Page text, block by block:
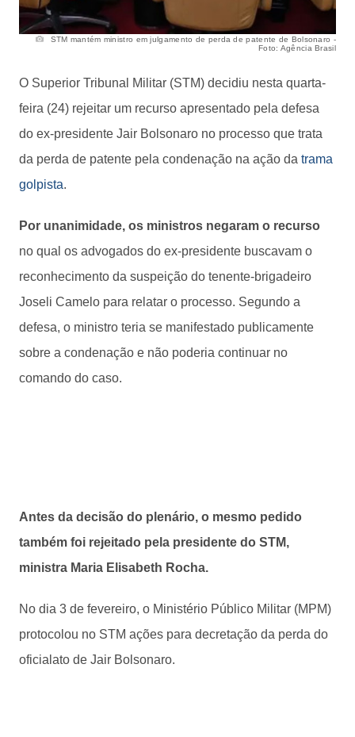
STM mantém ministro em julgamento de perda de patente de Bolsonaro -
Foto: Agência Brasil
O Superior Tribunal Militar (STM) decidiu nesta quarta-
feira (24) rejeitar um recurso apresentado pela defesa
do ex-presidente Jair Bolsonaro no processo que trata
da perda de patente pela condenação na ação da trama
golpista.
Por unanimidade, os ministros negaram o recurso
no qual os advogados do ex-presidente buscavam o
reconhecimento da suspeição do tenente-brigadeiro
Joseli Camelo para relatar o processo. Segundo a
defesa, o ministro teria se manifestado publicamente
sobre a condenação e não poderia continuar no
comando do caso.
Antes da decisão do plenário, o mesmo pedido
também foi rejeitado pela presidente do STM,
ministra Maria Elisabeth Rocha.
No dia 3 de fevereiro, o Ministério Público Militar (MPM)
protocolou no STM ações para decretação da perda do
oficialato de Jair Bolsonaro.